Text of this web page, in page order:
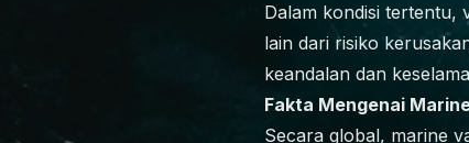
Dalam kondisi tertentu,
lain dari risiko
keandalan dan
Fakta Mengenai
Secara global, marine